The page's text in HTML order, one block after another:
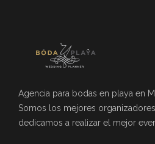
Agencia para bodas en playa en
Somos los mejores
dedicamos a realizar el mejor